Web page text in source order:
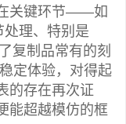
关键环节——如
处理、特别是
复制品常有的刻
定体验，对得起
的存在再次证
能超越模仿的框